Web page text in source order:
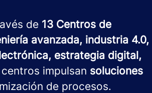
de 13 Centros de
avanzada, industria 4.0,
estrategia digital,
impulsan soluciones
de procesos.